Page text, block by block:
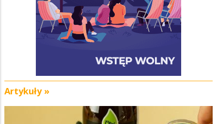
Artykuły »